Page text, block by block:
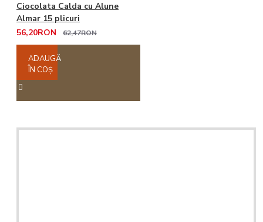
Ciocolata Calda cu Alune
Almar 15 plicuri
56,20RON
62,47RON
ADAUGĂ
ÎN COŞ